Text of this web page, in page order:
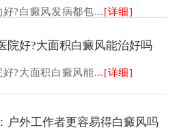
?白癜风发病都包...[详细]
院好?大面积白癜风能治好吗
?大面积白癜风能...[详细]
户外工作者更容易得白癜风吗